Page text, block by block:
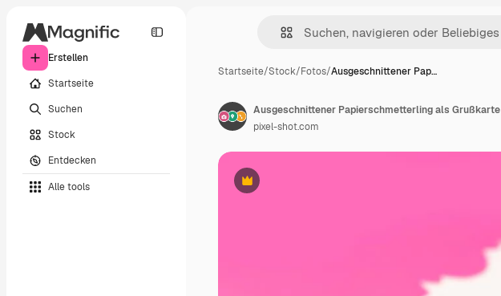
Erstellen
Startseite
Suchen
Stock
Entdecken
Alle tools
Startseite/Stock/Fotos/Ausgeschnittener Pap…
Premium
Ausgeschnittener Papierschmetterling als Grußkarte
pixel-shot.com